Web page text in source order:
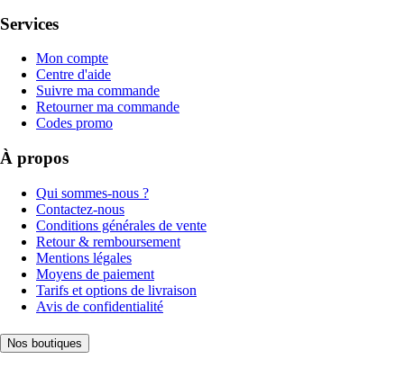
Services
Mon compte
Centre d'aide
Suivre ma commande
Retourner ma commande
Codes promo
À propos
Qui sommes-nous ?
Contactez-nous
Conditions générales de vente
Retour & remboursement
Mentions légales
Moyens de paiement
Tarifs et options de livraison
Avis de confidentialité
Nos boutiques